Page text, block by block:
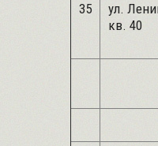
35
ул.
кв. 40